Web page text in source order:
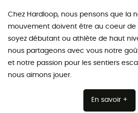
Chez Hardloop, nous pensons que la
mouvement doivent être au coeur de
soyez débutant ou athlète de haut
nous partageons avec vous notre
et notre passion pour les sentiers
nous aimons jouer.
En savoir +